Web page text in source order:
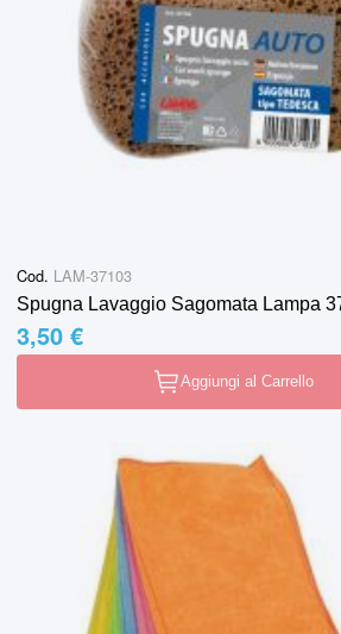
Cod. LAM-37103
Spugna Lavaggio Sagomata Lampa
3,50 €
Aggiungi al Carrello